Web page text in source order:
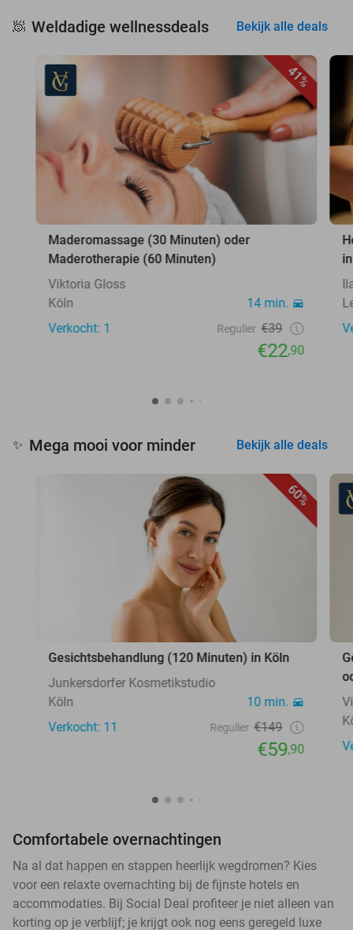
🧖 Weldadige wellnessdeals Bekijk alle deals
41%
Maderomassage (30 Minuten) oder
Maderotherapie (60 Minuten)
Viktoria Gloss
Köln
14 min.
Verkocht: 1
Regulier €39
€22,90
✨ Mega mooi voor minder Bekijk alle deals
60%
Gesichtsbehandlung (120 Minuten) in Köln
Junkersdorfer Kosmetikstudio
Köln
10 min.
Verkocht: 11
Regulier €149
€59,90
Comfortabele overnachtingen
Na al dat happen en stappen heerlijk wegdromen? Kies
voor een relaxte overnachting bij de fijnste hotels en
accommodaties. Bij Social Deal profiteer je niet alleen van
korting op je verblijf; je krijgt ook nog eens geregeld luxe